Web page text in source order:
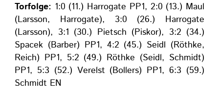
Torfolge: 1:0 (11.) Harrogate PP1, 2:0 (13.) Maul
(Larsson, Harrogate), 3:0 (26.) Harrogate
(Larsson), 3:1 (30.) Pietsch (Piskor), 3:2 (34.)
Spacek (Barber) PP1, 4:2 (45.) Seidl (Röthke,
Reich) PP1, 5:2 (49.) Röthke (Seidl, Schmidt)
PP1, 5:3 (52.) Verelst (Bollers) PP1, 6:3 (59.)
Schmidt EN